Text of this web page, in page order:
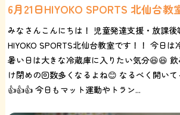
6月21日HIYOKO SPORTS 北仙台教
みなさんこんにちは！ 児童発達支援・放課後
HIYOKO SPORTS北仙台教室です！！ 今日は
暑い日は大きな冷蔵庫に入りたい気分😆😆
け閉めの回数多くなるよね😊 なるべく開い
👍👍👍 今日もマット運動やトラン...